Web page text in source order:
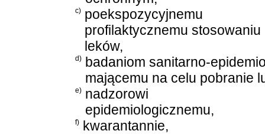
c) poekspozycyjnemu
profilaktycznemu stosowaniu
leków,
d)
badaniom sanitarno-
mającemu na celu pobranie
e) nadzorowi
epidemiologicznemu,
f) kwarantannie,